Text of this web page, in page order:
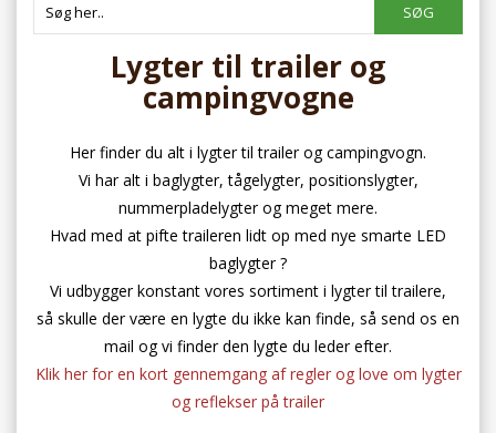
Lygter til trailer og
campingvogne
Her finder du alt i lygter til trailer og campingvogn.
Vi har alt i baglygter, tågelygter, positionslygter,
nummerpladelygter og meget mere.
Hvad med at pifte traileren lidt op med nye smarte LED
baglygter ?
Vi udbygger konstant vores sortiment i lygter til trailere,
så skulle der være en lygte du ikke kan finde, så send os en
mail og vi finder den lygte du leder efter.
Klik her for en kort gennemgang af regler og love om lygter
og reflekser på trailer